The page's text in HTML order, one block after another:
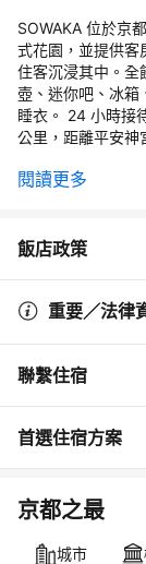
SOWAKA 位於京
式花園，並提供客
住客沉浸其中。全
壺、迷你吧、冰箱
睡衣。 24 小時接
公里，距離平安神
閱讀更多
飯店政策
重要／法律
聯繫住宿
首選住宿方案
京都之最
城市